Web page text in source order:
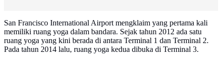
San Francisco International Airport mengklaim yang pertama kali
memiliki ruang yoga dalam bandara. Sejak tahun 2012 ada satu
ruang yoga yang kini berada di antara Terminal 1 dan Terminal 2.
Pada tahun 2014 lalu, ruang yoga kedua dibuka di Terminal 3.